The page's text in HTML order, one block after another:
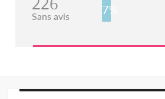
Sans avis 7%